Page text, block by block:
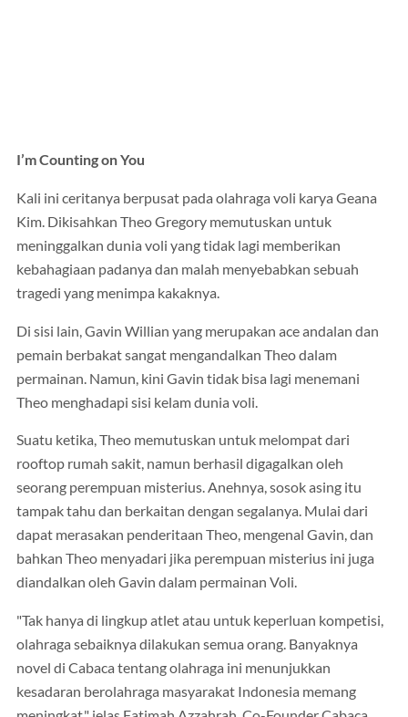
I’m Counting on You
Kali ini ceritanya berpusat pada olahraga voli karya Geana
Kim. Dikisahkan Theo Gregory memutuskan untuk
meninggalkan dunia voli yang tidak lagi memberikan
kebahagiaan padanya dan malah menyebabkan sebuah
tragedi yang menimpa kakaknya.
Di sisi lain, Gavin Willian yang merupakan ace andalan dan
pemain berbakat sangat mengandalkan Theo dalam
permainan. Namun, kini Gavin tidak bisa lagi menemani
Theo menghadapi sisi kelam dunia voli.
Suatu ketika, Theo memutuskan untuk melompat dari
rooftop rumah sakit, namun berhasil digagalkan oleh
seorang perempuan misterius. Anehnya, sosok asing itu
tampak tahu dan berkaitan dengan segalanya. Mulai dari
dapat merasakan penderitaan Theo, mengenal Gavin, dan
bahkan Theo menyadari jika perempuan misterius ini juga
diandalkan oleh Gavin dalam permainan Voli.
"Tak hanya di lingkup atlet atau untuk keperluan kompetisi,
olahraga sebaiknya dilakukan semua orang. Banyaknya
novel di Cabaca tentang olahraga ini menunjukkan
kesadaran berolahraga masyarakat Indonesia memang